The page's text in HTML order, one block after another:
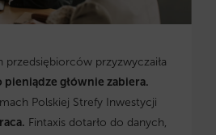
przedsiębiorców przyzwyczaiła
pieniądze głównie zabiera.
Polskiej Strefy Inwestycji
Fintaxis dotarło do danych,